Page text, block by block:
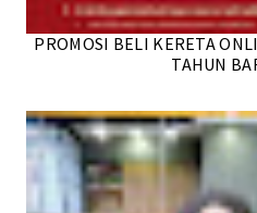
PROMOSI BELI KERETA
TAHUN